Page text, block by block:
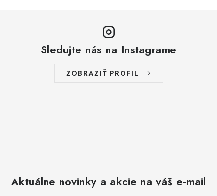
Sledujte nás na Instagrame
ZOBRAZIŤ PROFIL
Aktuálne novinky a akcie na váš e-mail